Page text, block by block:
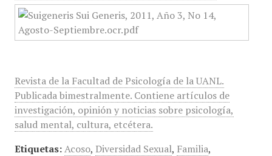
Revista de la Facultad de Psicología de la UANL.
Publicada bimestralmente. Contiene artículos de
investigación, opinión y noticias sobre psicología,
salud mental, cultura, etcétera.
Etiquetas: Acoso, Diversidad Sexual, Familia,